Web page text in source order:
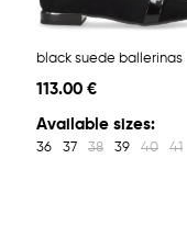
black suede ballerinas
113.00 €
Available sizes:
36 37 38 39 40 41